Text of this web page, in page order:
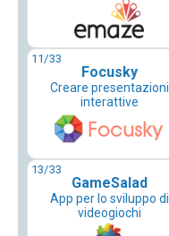
11/33
Focusky
Creare presentazioni
interattive
13/33
GameSalad
App per lo sviluppo di
videogiochi